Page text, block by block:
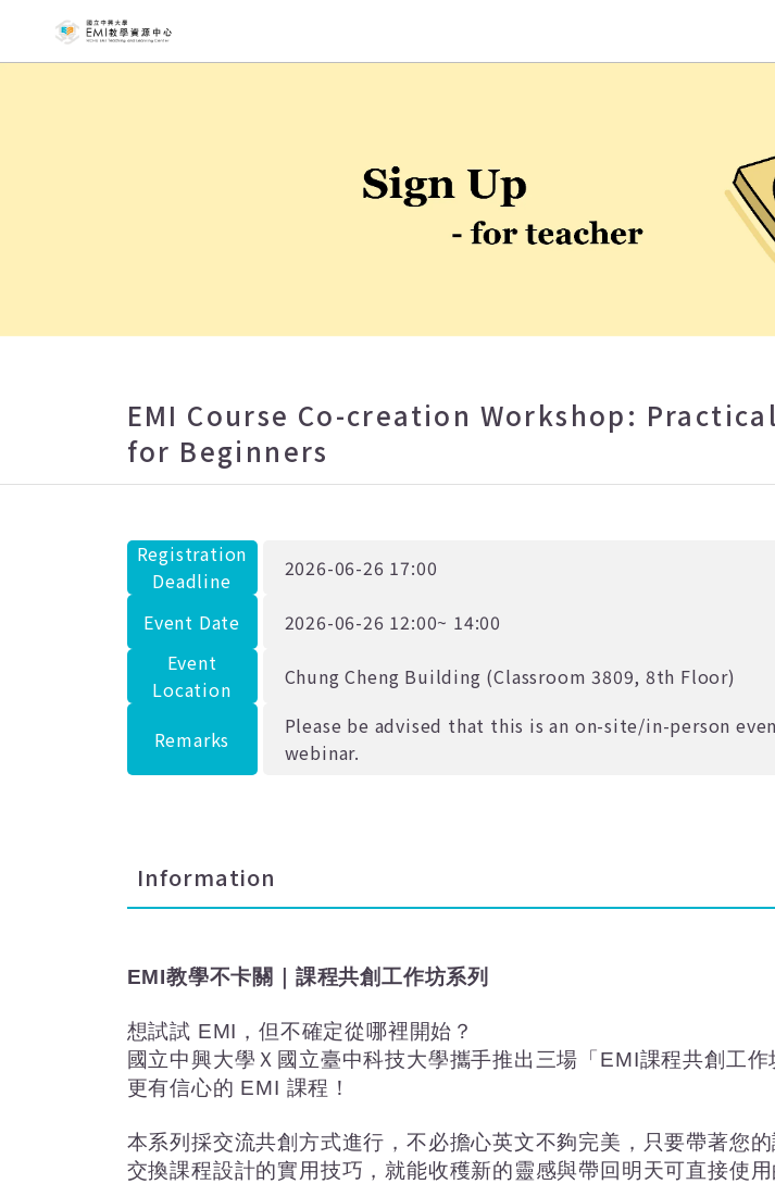
EMI Course Co-creation Workshop:
for Beginners
Registration
Deadline
2026-06-26 17:00
Event Date
2026-06-26 12:00~ 14:00
Event
Location
Chung Cheng Building (Classroom 3809, 8th Floor)
Remarks
Please be advised that this is an on-site/in-person
webinar.
Information
EMI教學不卡關｜課程共創工作坊系列
想試試 EMI ，但不確定從哪裡開始？
國立中興大學Ｘ國立臺中科技大學攜手推出三場「 EMI課程共創工
更有信心的 EMI 課程！
本系列採交流共創方式進行，不必擔心英文不夠完美，只要帶著您
交換課程設計的實用技巧，就能收穫新的靈感與帶回明天可直接使